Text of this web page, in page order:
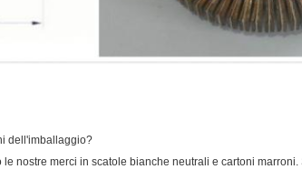
dell'imballaggio?
nostre merci in scatole bianche neutrali e cartoni